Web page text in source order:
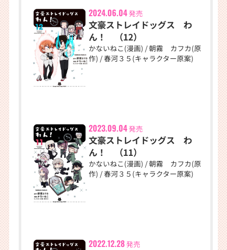
2024.06.04発売
文豪ストレイドッグス わ
ん！ （12）
かないねこ(漫画) / 朝霧 カフカ(原
作) / 春河３５(キャラクター原案)
2023.09.04発売
文豪ストレイドッグス わ
ん！ （11）
かないねこ(漫画) / 朝霧 カフカ(原
作) / 春河３５(キャラクター原案)
2022.12.28発売